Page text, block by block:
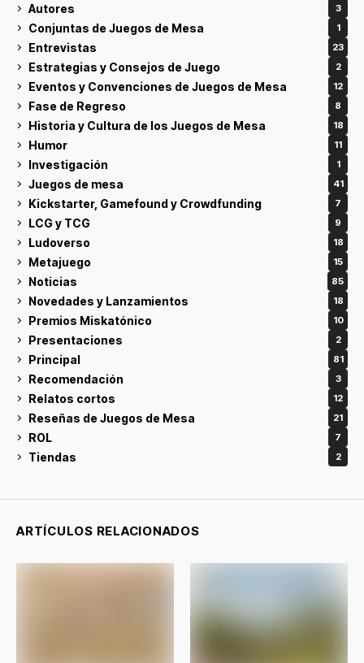
Autores 3
Conjuntas de Juegos de Mesa 1
Entrevistas 23
Estrategias y Consejos de Juego 2
Eventos y Convenciones de Juegos de Mesa 12
Fase de Regreso 8
Historia y Cultura de los Juegos de Mesa 18
Humor 11
Investigación 1
Juegos de mesa 41
Kickstarter, Gamefound y Crowdfunding 7
LCG y TCG 9
Ludoverso 18
Metajuego 15
Noticias 85
Novedades y Lanzamientos 18
Premios Miskatónico 10
Presentaciones 2
Principal 81
Recomendación 3
Relatos cortos 12
Reseñas de Juegos de Mesa 21
ROL 7
Tiendas 2
ARTÍCULOS RELACIONADOS